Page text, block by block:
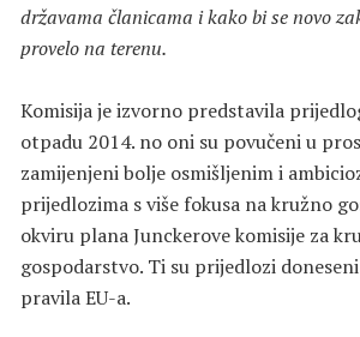
državama članicama i kako bi se novo
provelo na terenu.
Komisija je izvorno predstavila
otpadu 2014. no oni su povučeni u
zamijenjeni bolje osmišljenim i
prijedlozima s više fokusa na kružno
okviru plana Junckerove komisije za
gospodarstvo. Ti su prijedlozi
pravila EU-a.